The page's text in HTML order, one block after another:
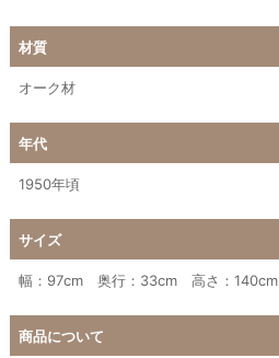
材質
オーク材
年代
1950年頃
サイズ
幅：97cm 奥行：33cm 高さ：140cm
商品について